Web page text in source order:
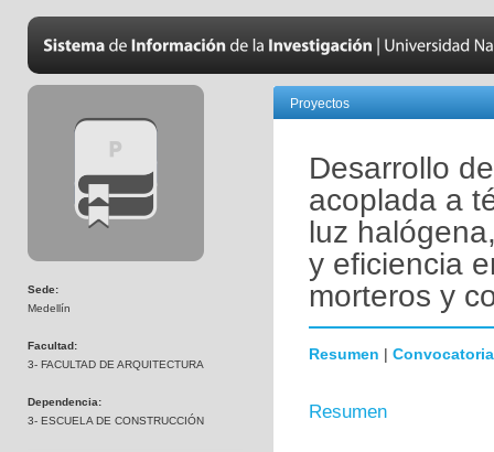
Sede:
Medellín
Facultad:
3- FACULTAD DE ARQUITECTURA
Dependencia:
3- ESCUELA DE CONSTRUCCIÓN
Proyectos
Desarrollo
acoplada a
luz
y eficiencia
morteros y
Resumen | Convocatoria
Resumen